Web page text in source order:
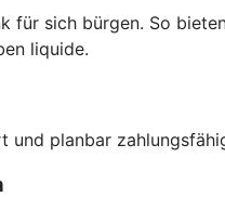
für sich bürgen. So
liquide.
und planbar